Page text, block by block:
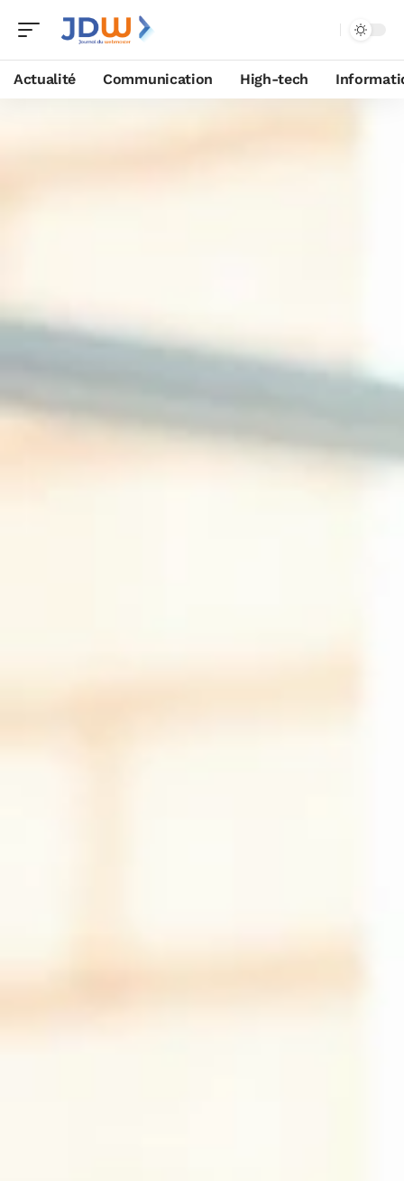
Actualité Communication High-tech